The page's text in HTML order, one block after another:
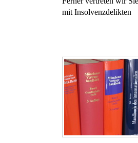
mit Insolvenzdelikten